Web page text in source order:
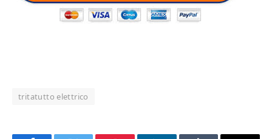
tritatutto elettrico